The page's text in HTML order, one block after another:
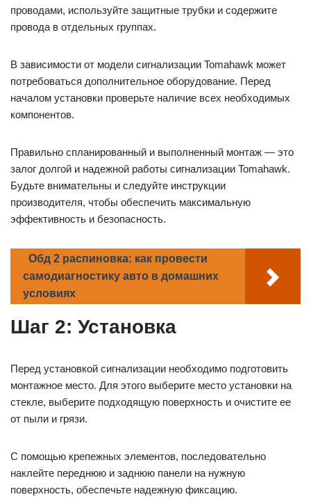
проводами, используйте защитные трубки и содержите
провода в отдельных группах.
В зависимости от модели сигнализации Tomahawk может
потребоваться дополнительное оборудование. Перед
началом установки проверьте наличие всех необходимых
компонентов.
Правильно спланированный и выполненный монтаж — это
залог долгой и надежной работы сигнализации Tomahawk.
Будьте внимательны и следуйте инструкции
производителя, чтобы обеспечить максимальную
эффективность и безопасность.
Обд 2 распиновка: как провести
самодиагностику авто в домашних
условиях
Шаг 2: Установка
Перед установкой сигнализации необходимо подготовить
монтажное место. Для этого выберите место установки на
стекле, выберите подходящую поверхность и очистите ее
от пыли и грязи.
С помощью крепежных элементов, последовательно
наклейте переднюю и заднюю панели на нужную
поверхность, обеспечьте надежную фиксацию.